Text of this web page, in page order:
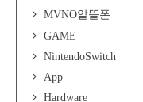
MVNO알뜰폰
GAME
NintendoSwitch
App
Hardware